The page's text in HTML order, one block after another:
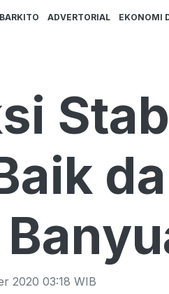
ADVERTORIAL EKONOMI
2020 03:18 WIB